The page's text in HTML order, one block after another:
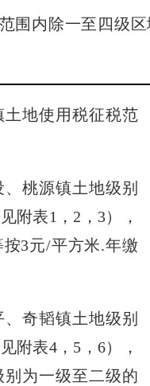
围内除一至四级
地使用税征税范
桃源镇土地级别
附表1，2，3），
3元/平方米.年缴
奇韬镇土地级别
附表4，5，6），
为一级至二级的